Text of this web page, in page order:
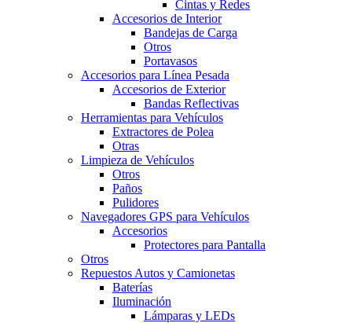
Cintas y Redes
Accesorios de Interior
Bandejas de Carga
Otros
Portavasos
Accesorios para Línea Pesada
Accesorios de Exterior
Bandas Reflectivas
Herramientas para Vehículos
Extractores de Polea
Otras
Limpieza de Vehículos
Otros
Paños
Pulidores
Navegadores GPS para Vehículos
Accesorios
Protectores para Pantalla
Otros
Repuestos Autos y Camionetas
Baterías
Iluminación
Lámparas y LEDs